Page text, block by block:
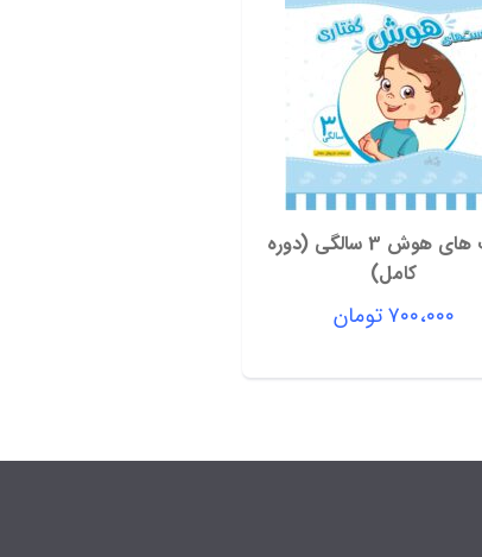
تست های هوش 3 سالگی (دوره
کامل)
۷۰۰،۰۰۰تومان